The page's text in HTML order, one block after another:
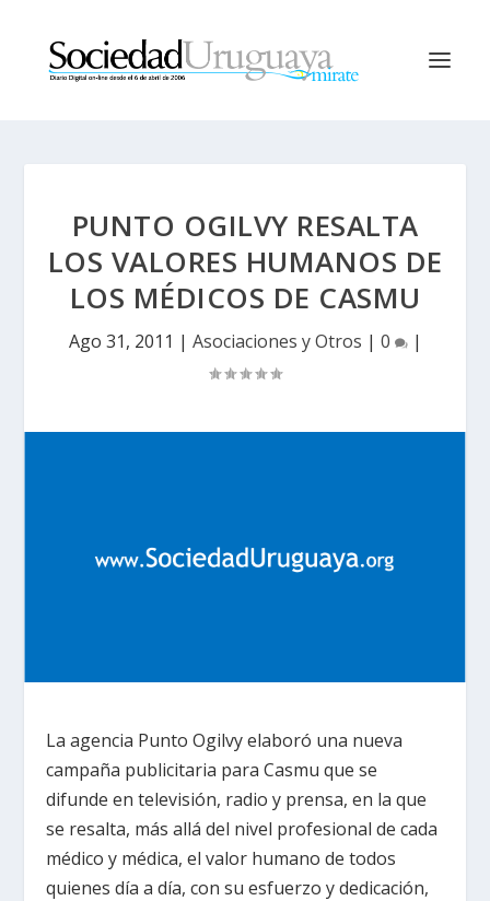
PUNTO OGILVY RESALTA
LOS VALORES HUMANOS DE
LOS MÉDICOS DE CASMU
Ago 31, 2011 | Asociaciones y Otros | 0 |
La agencia Punto Ogilvy elaboró una nueva
campaña publicitaria para Casmu que se
difunde en televisión, radio y prensa, en la que
se resalta, más allá del nivel profesional de cada
médico y médica, el valor humano de todos
quienes día a día, con su esfuerzo y dedicación,